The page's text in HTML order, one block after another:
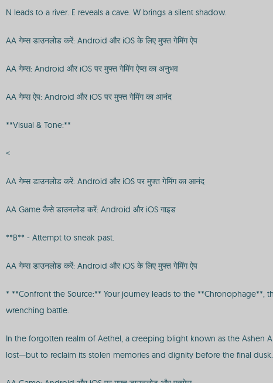
N leads to a river. E reveals a cave. W brings a silent shadow.
AA गेम्स डाउनलोड करें: Android और iOS के लिए मुफ्त गेमिंग ऐप
AA गेम्स: Android और iOS पर मुफ्त गेमिंग ऐप्स का अनुभव
AA गेम्स ऐप: Android और iOS पर मुफ्त गेमिंग का आनंद
**Visual & Tone:**
<
AA गेम्स डाउनलोड करें: Android और iOS पर मुफ्त गेमिंग का आनंद
AA Game कैसे डाउनलोड करें: Android और iOS गाइड
**B** - Attempt to sneak past.
AA गेम्स डाउनलोड करें: Android और iOS के लिए मुफ्त गेमिंग ऐप
* **Confront the Source:** Your journey leads to the **Chronophage**,
wrenching battle.
In the forgotten realm of Aethel, a creeping blight known as the Ashen
lost—but to reclaim its stolen memories and dignity before the final dusk.